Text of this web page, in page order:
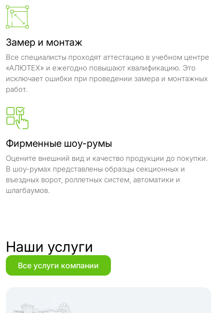
Замер и монтаж
Все специалисты проходят аттестацию в учебном центре
«АЛЮТЕХ» и ежегодно повышают квалификацию. Это
исключает ошибки при проведении замера и монтажных
работ.
Фирменные шоу-румы
Оцените внешний вид и качество продукции до покупки.
В шоу-румах представлены образцы секционных и
въездных ворот, роллетных систем, автоматики и
шлагбаумов.
Наши услуги
Все услуги компании